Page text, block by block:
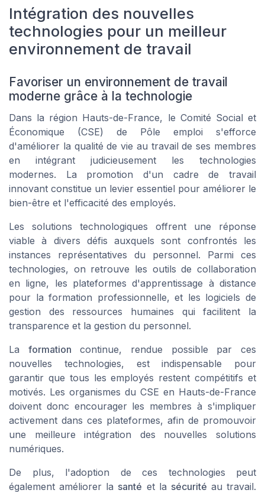
Intégration des nouvelles
technologies pour un meilleur
environnement de travail
Favoriser un environnement de travail
moderne grâce à la technologie
Dans la région Hauts-de-France, le Comité Social et
Économique (CSE) de Pôle emploi s'efforce
d'améliorer la qualité de vie au travail de ses membres
en intégrant judicieusement les technologies
modernes. La promotion d'un cadre de travail
innovant constitue un levier essentiel pour améliorer le
bien-être et l'efficacité des employés.
Les solutions technologiques offrent une réponse
viable à divers défis auxquels sont confrontés les
instances représentatives du personnel. Parmi ces
technologies, on retrouve les outils de collaboration
en ligne, les plateformes d'apprentissage à distance
pour la formation professionnelle, et les logiciels de
gestion des ressources humaines qui facilitent la
transparence et la gestion du personnel.
La formation continue, rendue possible par ces
nouvelles technologies, est indispensable pour
garantir que tous les employés restent compétitifs et
motivés. Les organismes du CSE en Hauts-de-France
doivent donc encourager les membres à s'impliquer
activement dans ces plateformes, afin de promouvoir
une meilleure intégration des nouvelles solutions
numériques.
De plus, l'adoption de ces technologies peut
également améliorer la santé et la sécurité au travail.